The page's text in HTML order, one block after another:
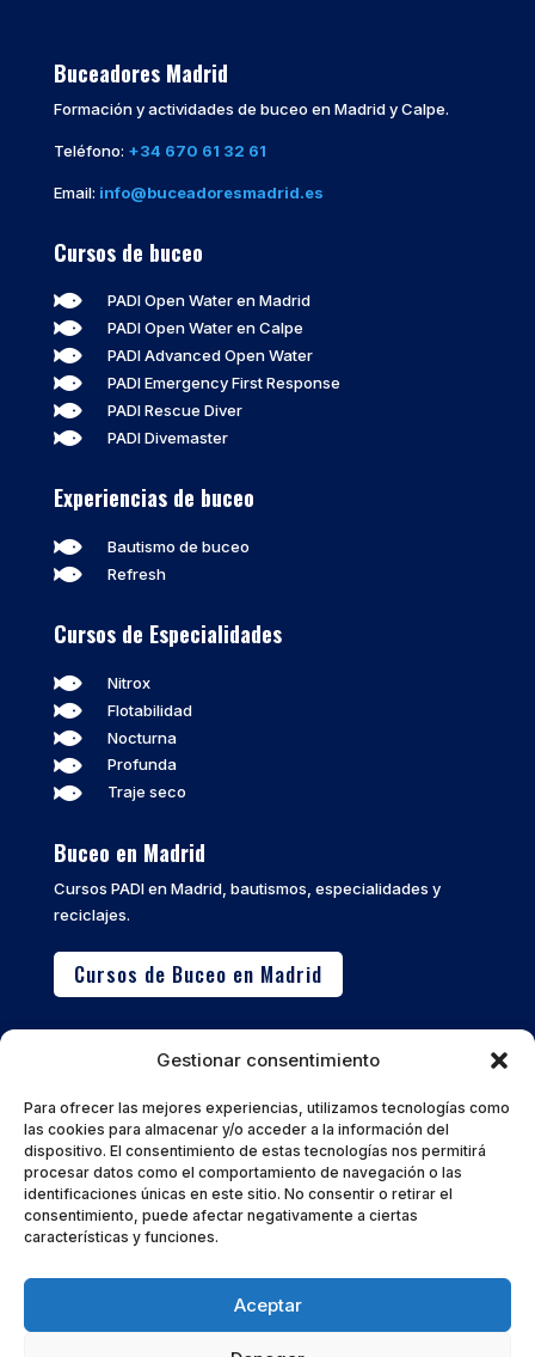
Gestionar consentimiento
Para ofrecer las mejores experiencias, utilizamos tecnologías como
las cookies para almacenar y/o acceder a la información del
dispositivo. El consentimiento de estas tecnologías nos permitirá
procesar datos como el comportamiento de navegación o las
identificaciones únicas en este sitio. No consentir o retirar el
consentimiento, puede afectar negativamente a ciertas
características y funciones.
Aceptar
Buceadores Madrid
Formación y actividades de buceo en Madrid y Calpe.
Teléfono: +34 670 61 32 61
Email: info@buceadoresmadrid.es
Cursos de buceo
 PADI Open Water en Madrid
 PADI Open Water en Calpe
 PADI Advanced Open Water
 PADI Emergency First Response
 PADI Rescue Diver
 PADI Divemaster
Experiencias de buceo
 Bautismo de buceo
 Refresh
Cursos de Especialidades
 Nitrox
 Flotabilidad
 Nocturna
 Profunda
 Traje seco
Buceo en Madrid
Cursos PADI en Madrid, bautismos, especialidades y
reciclajes.
Cursos de Buceo en Madrid
avanzados.
Cursos de Buceo en Calpe
2026 © Buceadores Madrid | Cursos de buceo y
formación PADI en Madrid y Calpe